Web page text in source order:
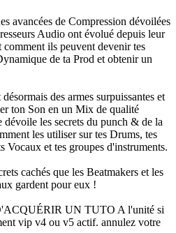
avancées de Compression dévoilées
Audio ont évolué depuis leur
comment ils peuvent devenir tes
de ta Prod et obtenir un
des armes surpuissantes et
ton Son en un Mix de qualité
dévoile les secrets du punch & de la
les utiliser sur tes Drums, tes
Vocaux et tes groupes d'instruments.
cachés que les Beatmakers et les
gardent pour eux !
UN TUTO A l'unité si
vip v4 ou v5 actif. annulez votre